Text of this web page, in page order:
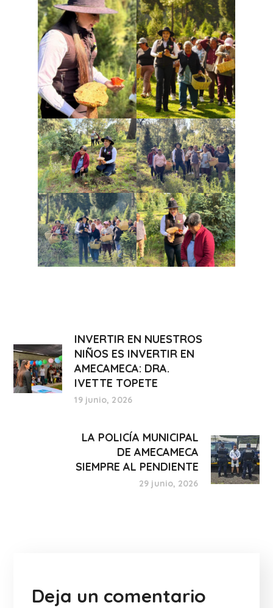
INVERTIR EN NUESTROS
NIÑOS ES INVERTIR EN
AMECAMECA: DRA.
IVETTE TOPETE
19 junio, 2026
LA POLICÍA MUNICIPAL
DE AMECAMECA
SIEMPRE AL PENDIENTE
29 junio, 2026
Deja un comentario